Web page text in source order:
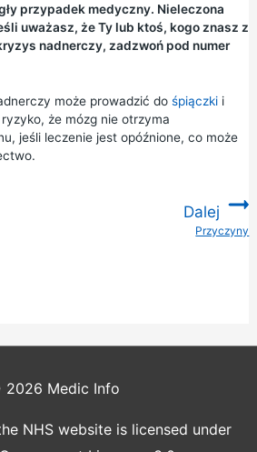
przypadek medyczny. Nieleczona
uważasz, że Ty lub ktoś, kogo znasz z
nadnerczy, zadzwoń pod numer
może prowadzić do śpiączkii
że mózg nie otrzyma
jeśli leczenie jest opóźnione, co może
Dalej
Przyczyny
2026 Medic Info
NHS website is licensed under